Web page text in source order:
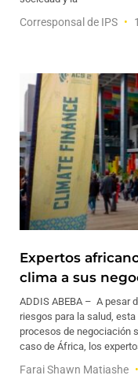
Corresponsal de IPS
Expertos
clima a sus
ADDIS ABEBA – A pesar
riesgos para la salud,
procesos de negociación
caso de África, los
Farai Shawn Matiashe